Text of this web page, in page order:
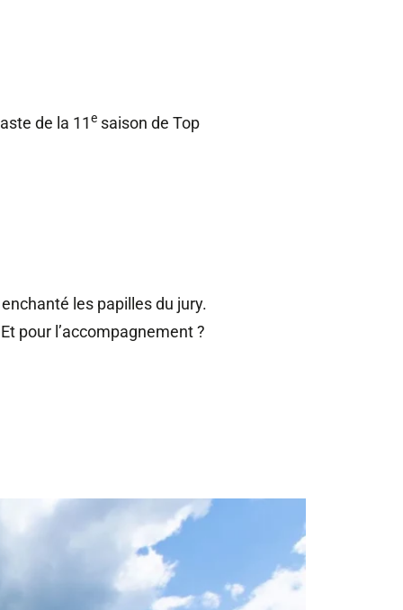
de la 11e saison de Top
les papilles du jury.
pour l’accompagnement ?